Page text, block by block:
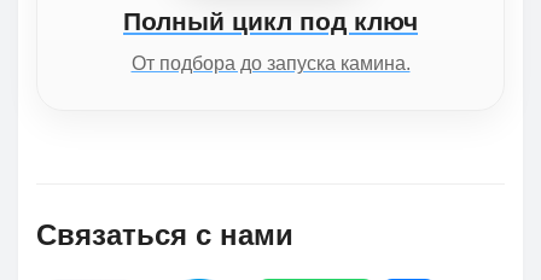
Полный цикл под ключ
От подбора до запуска камина.
Связаться с нами